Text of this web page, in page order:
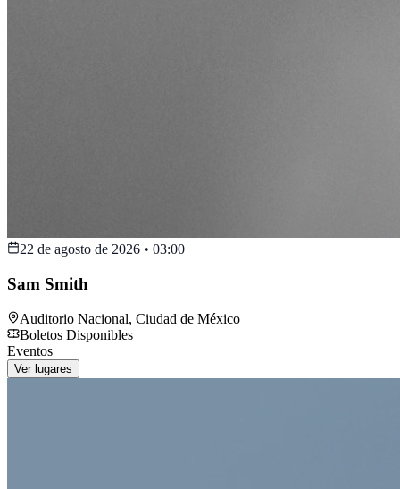
22 de agosto de 2026 • 03:00
Sam Smith
Auditorio Nacional, Ciudad de México
Boletos Disponibles
Eventos
Ver lugares